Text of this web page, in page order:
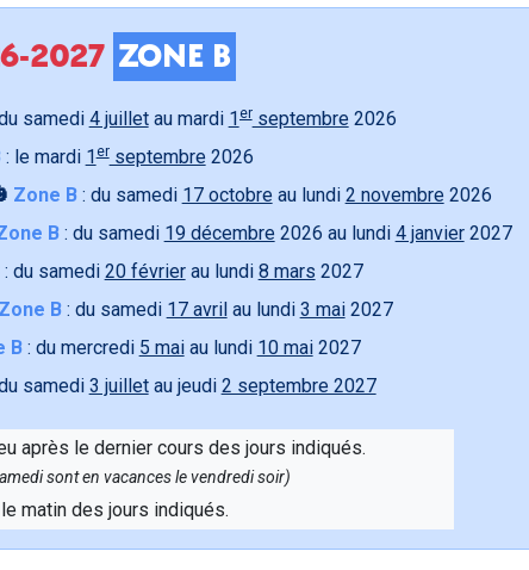
2027 ZONE B
samedi 4 juilletau mardi 1 erseptembre 2026
: le mardi 1erseptembre 2026
Zone B: du samedi 17 octobre au lundi 2 novembre 2026
B: du samedi 19 décembre 2026 au lundi 4 janvier2027
: du samedi 20 févrierau lundi 8 mars 2027
Zone B: du samedi 17 avril au lundi 3 mai2027
B: du mercredi 5 maiau lundi 10 mai2027
samedi 3 juilletau jeudi 2 septembre 2027
après le dernier cours des jours indiqués.
sont en vacances le vendredi soir)
matin des jours indiqués.